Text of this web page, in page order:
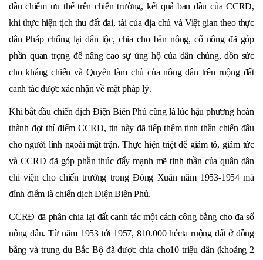
đầu chiếm ưu thế trên chiến trường, kết quả ban đầu của CCRĐ,
khi thực hiện tịch thu đất đai, tài của địa chủ và Việt gian theo thực
dân Pháp chống lại dân tộc, chia cho bần nông, cố nông đã góp
phần quan trọng để nâng cao sự ủng hộ của dân chúng, dồn sức
cho kháng chiến và Quyền làm chủ của nông dân trên ruộng đất
canh tác được xác nhận về mặt pháp lý.
Khi bắt đầu chiến dịch Điện Biên Phủ cũng là lúc hậu phương hoàn
thành đợt thí điểm CCRĐ, tin này đã tiếp thêm tinh thần chiến đấu
cho người lính ngoài mặt trận. Thực hiện triệt để giảm tô, giảm tức
và CCRĐ đã góp phần thúc đẩy mạnh mẽ tinh thần của quân dân
chi viện cho chiến trường trong Đông Xuân năm 1953-1954 mà
đỉnh điểm là chiến dịch Điện Biên Phủ.
CCRĐ đã phân chia lại đất canh tác một cách công bằng cho đa số
nông dân. Từ năm 1953 tới 1957, 810.000 hécta ruộng đất ở đồng
bằng và trung du Bắc Bộ đã được chia cho10 triệu dân (khoảng 2